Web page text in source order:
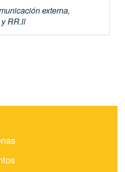
externa,
RR.ll